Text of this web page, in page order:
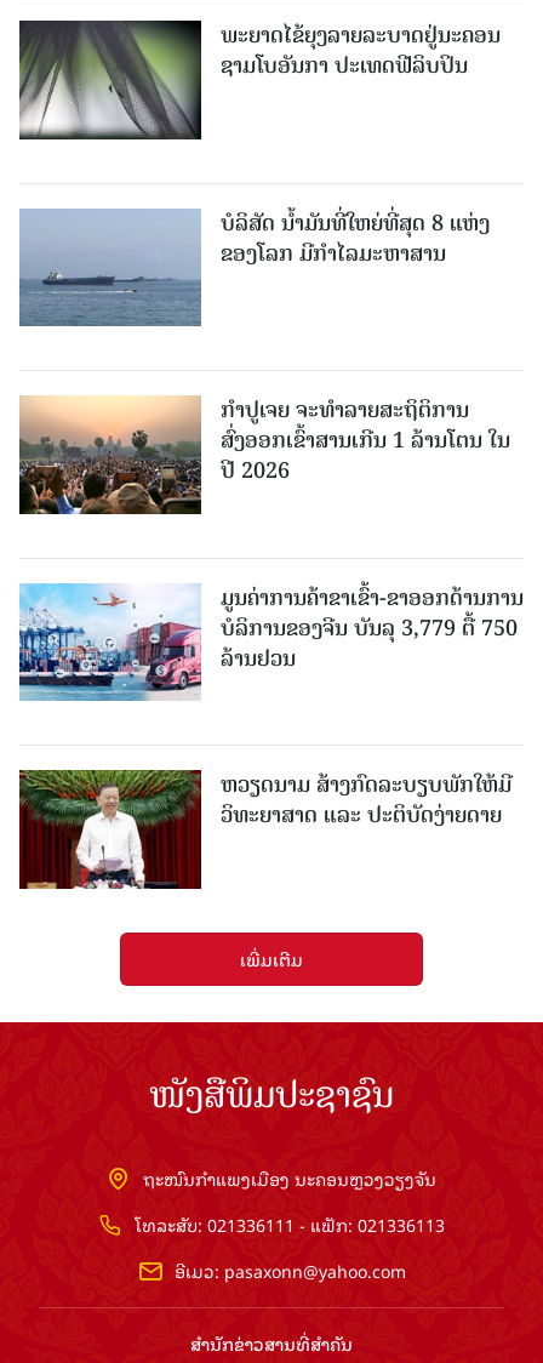
ພະຍາດໄຂ້ຍຸງລາຍລະບາດຢູ່ນະຄອນ
ຊາມໂບ​ອັນກາ ປະເທດຟີລິບປິນ
ບໍລິສັດ ນ້ຳມັນທີ່ໃຫຍ່ທີ່ສຸດ 8 ແຫ່ງ
ຂອງໂລກ ມີກຳໄລມະຫາສານ
ກຳປູເຈຍ ຈະທຳລາຍສະຖິຕິການ
ສົ່ງອອກເຂົ້າສານເກີນ 1 ລ້ານໂຕນ ໃນ
ປີ 2026
ມູນຄ່າການຄ້າຂາເຂົ້າ-ຂາອອກດ້ານການ
ບໍລິການຂອງຈີນ ບັນລຸ 3,779 ຕື້ 750
ລ້ານຢວນ
ຫວຽດນາມ ສ້າງກົດລະບຽບພັກໃຫ້ມີ
ວິທະຍາສາດ ແລະ ປະຕິບັດງ່າຍດາຍ
ເພີ່ມເຕີມ
ໜັງສືພິມປະຊາຊົນ
ຖະໜົນກຳແພງເມືອງ ນະຄອນຫຼວງວຽງຈັນ
ໂທລະສັບ: 021336111 - ແຟັກ: 021336113
ອີເມວ: pasaxonn@yahoo.com
ສຳ​ນັກ​ຂ່າວ​ສານ​ທີ່​ສຳ​ຄັນ​